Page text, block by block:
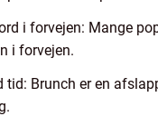
i forvejen: Mange
i forvejen.
tid: Brunch er en